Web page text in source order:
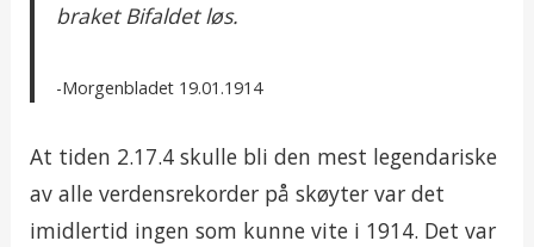
braket Bifaldet løs.
Morgenbladet 19.01.1914
At tiden 2.17.4 skulle bli den mest legendariske
av alle verdensrekorder på skøyter var det
imidlertid ingen som kunne vite i 1914. Det var